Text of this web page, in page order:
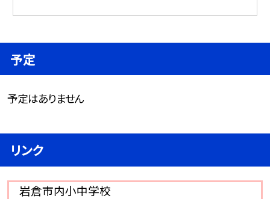
予定
予定はありません
リンク
岩倉市内小中学校